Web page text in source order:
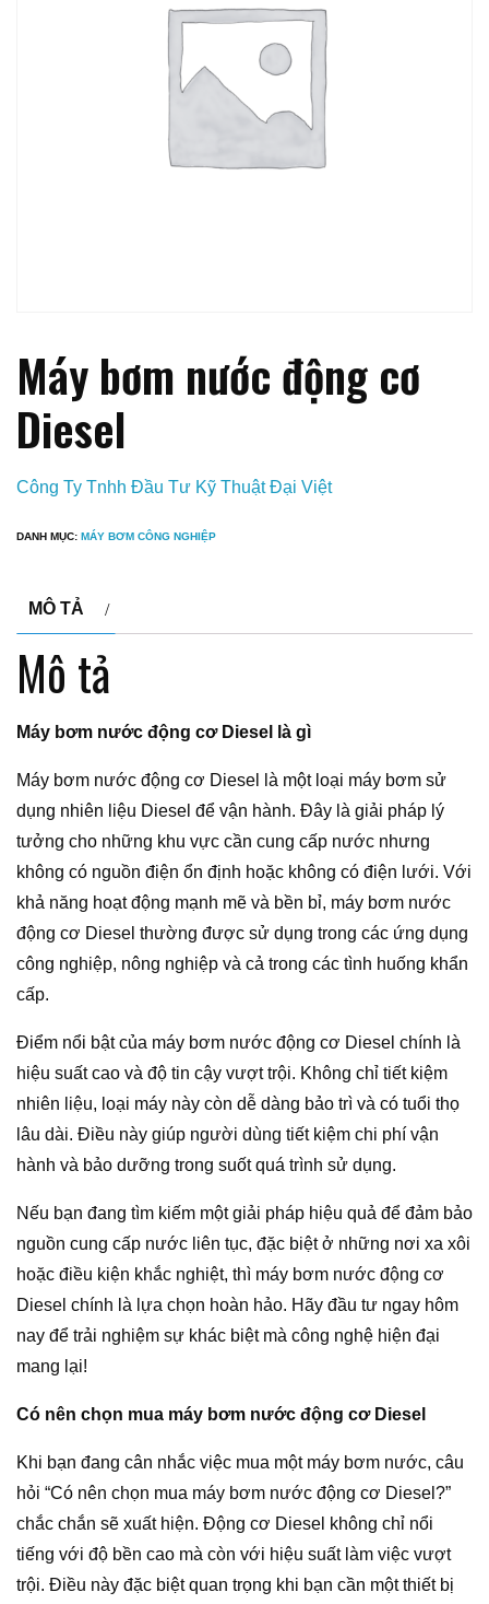
Máy bơm nước động cơ
Diesel
Công Ty Tnhh Đầu Tư Kỹ Thuật Đại Việt
DANH MỤC: MÁY BƠM CÔNG NGHIỆP
MÔ TẢ
Mô tả
Máy bơm nước động cơ Diesel là gì
Máy bơm nước động cơ Diesel là một loại máy bơm sử
dụng nhiên liệu Diesel để vận hành. Đây là giải pháp lý
tưởng cho những khu vực cần cung cấp nước nhưng
không có nguồn điện ổn định hoặc không có điện lưới. Với
khả năng hoạt động mạnh mẽ và bền bỉ, máy bơm nước
động cơ Diesel thường được sử dụng trong các ứng dụng
công nghiệp, nông nghiệp và cả trong các tình huống khẩn
cấp.
Điểm nổi bật của máy bơm nước động cơ Diesel chính là
hiệu suất cao và độ tin cậy vượt trội. Không chỉ tiết kiệm
nhiên liệu, loại máy này còn dễ dàng bảo trì và có tuổi thọ
lâu dài. Điều này giúp người dùng tiết kiệm chi phí vận
hành và bảo dưỡng trong suốt quá trình sử dụng.
Nếu bạn đang tìm kiếm một giải pháp hiệu quả để đảm bảo
nguồn cung cấp nước liên tục, đặc biệt ở những nơi xa xôi
hoặc điều kiện khắc nghiệt, thì máy bơm nước động cơ
Diesel chính là lựa chọn hoàn hảo. Hãy đầu tư ngay hôm
nay để trải nghiệm sự khác biệt mà công nghệ hiện đại
mang lại!
Có nên chọn mua máy bơm nước động cơ Diesel
Khi bạn đang cân nhắc việc mua một máy bơm nước, câu
hỏi “Có nên chọn mua máy bơm nước động cơ Diesel?”
chắc chắn sẽ xuất hiện. Động cơ Diesel không chỉ nổi
tiếng với độ bền cao mà còn với hiệu suất làm việc vượt
trội. Điều này đặc biệt quan trọng khi bạn cần một thiết bị